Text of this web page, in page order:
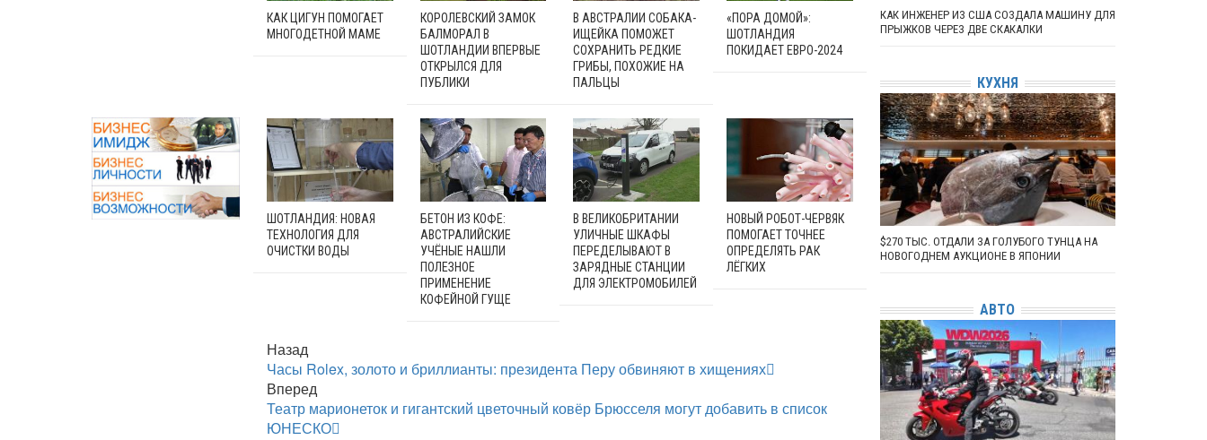
КАК ЦИГУН ПОМОГАЕТ
МНОГОДЕТНОЙ МАМЕ
КОРОЛЕВСКИЙ ЗАМОК
БАЛМОРАЛ В
ШОТЛАНДИИ ВПЕРВЫЕ
ОТКРЫЛСЯ ДЛЯ
ПУБЛИКИ
В АВСТРАЛИИ СОБАКА-
ИЩЕЙКА ПОМОЖЕТ
СОХРАНИТЬ РЕДКИЕ
ГРИБЫ, ПОХОЖИЕ НА
ПАЛЬЦЫ
«ПОРА ДОМОЙ»:
ШОТЛАНДИЯ
ПОКИДАЕТ ЕВРО-2024
ШОТЛАНДИЯ: НОВАЯ
ТЕХНОЛОГИЯ ДЛЯ
ОЧИСТКИ ВОДЫ
БЕТОН ИЗ КОФЕ:
АВСТРАЛИЙСКИЕ
УЧЁНЫЕ НАШЛИ
ПОЛЕЗНОЕ
ПРИМЕНЕНИЕ
КОФЕЙНОЙ ГУЩЕ
В ВЕЛИКОБРИТАНИИ
УЛИЧНЫЕ ШКАФЫ
ПЕРЕДЕЛЫВАЮТ В
ЗАРЯДНЫЕ СТАНЦИИ
ДЛЯ ЭЛЕКТРОМОБИЛЕЙ
НОВЫЙ РОБОТ-ЧЕРВЯК
ПОМОГАЕТ ТОЧНЕЕ
ОПРЕДЕЛЯТЬ РАК
ЛЁГКИХ
Назад
Часы Rolex, золото и бриллианты: президента Перу обвиняют в хищениях
Вперед
Театр марионеток и гигантский цветочный ковёр Брюсселя могут добавить в список
ЮНЕСКО
КАК ИНЖЕНЕР ИЗ США СОЗДАЛА МАШИНУ ДЛЯ
ПРЫЖКОВ ЧЕРЕЗ ДВЕ СКАКАЛКИ
КУХНЯ
$270 ТЫС. ОТДАЛИ ЗА ГОЛУБОГО ТУНЦА НА
НОВОГОДНЕМ АУКЦИОНЕ В ЯПОНИИ
АВТО